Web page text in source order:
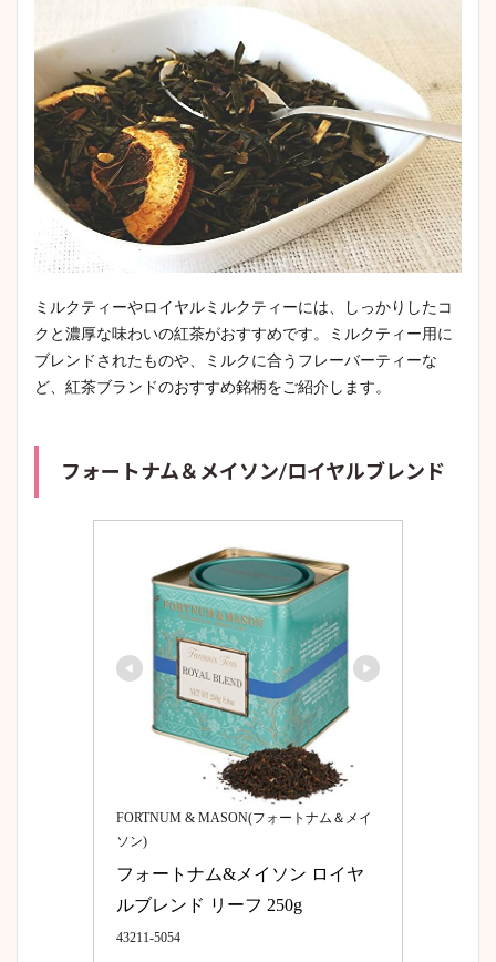
ミルクティーやロイヤルミルクティーには、しっかりしたコ
クと濃厚な味わいの紅茶がおすすめです。ミルクティー用に
ブレンドされたものや、ミルクに合うフレーバーティーな
ど、紅茶ブランドのおすすめ銘柄をご紹介します。
フォートナム＆メイソン/ロイヤルブレンド
FORTNUM & MASON(フォートナム＆メイ
ソン)
フォートナム&メイソン ロイヤ
ルブレンド リーフ 250g
43211-5054